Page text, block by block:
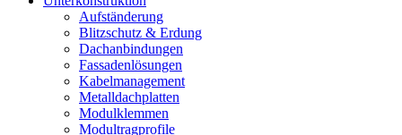
Aufständerung
Blitzschutz & Erdung
Dachanbindungen
Fassadenlösungen
Kabelmanagement
Metalldachplatten
Modulklemmen
Modultragprofile